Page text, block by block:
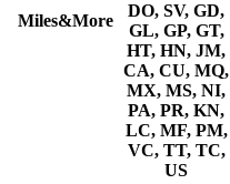
Miles&More
DO, SV, GD,
GL, GP, GT,
HT, HN, JM,
CA, CU, MQ,
MX, MS, NI,
PA, PR, KN,
LC, MF, PM,
VC, TT, TC,
US